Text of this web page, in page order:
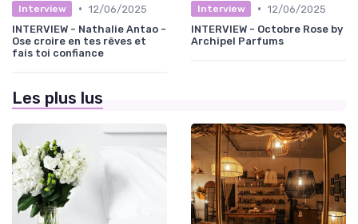
Interview • 12/06/2025
INTERVIEW - Nathalie Antao -
Ose croire en tes rêves et
fais toi confiance
Interview • 12/06/2025
INTERVIEW - Octobre Rose by
Archipel Parfums
Les plus lus